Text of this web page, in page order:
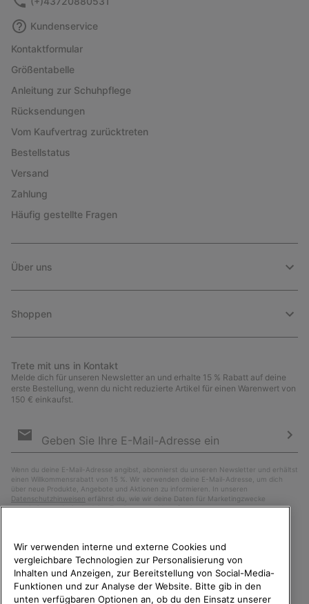
Kundenservice
Kontaktformular
Größentabelle
Anleitung zur Schuhpflege
Rücksendungen
Vom Kaufvertrag zurücktreten
Bestellstatus
Versand
Zahlung
Häufig gestellte Fragen
Über uns
Shoppen
Trete mit uns in Kontakt
Melde dich für unseren Newsletter an und erhalte 15 % Rabatt auf deine
erste Bestellung, wenn du nicht reduzierte Artikel für einen Warenwert von
150 € einkaufst.
Anmeldung
Wenn du deine E-Mail-Adresse angibst, abonnierst du unseren Newsletter und erhältst
einen Willkommensrabatt von 15 %. Wir verwenden deine E-Mail-Adresse, um dich
über neue Produkte, Angebote und Aktionen zu informieren. In unseren
Datenschutzhinweisen erfährst du, wie wir deine Daten für Marketingzwecke
verarbeiten und wie du deine Zustimmung widerrufen kannst.
Wir verwenden interne und externe Cookies und
vergleichbare Technologien zur Personalisierung von
Inhalten und Anzeigen, zur Bereitstellung von Social-Media-
Funktionen und zur Analyse der Website. Bitte gib in den
unten verfügbaren Optionen an, ob du den Einsatz unserer